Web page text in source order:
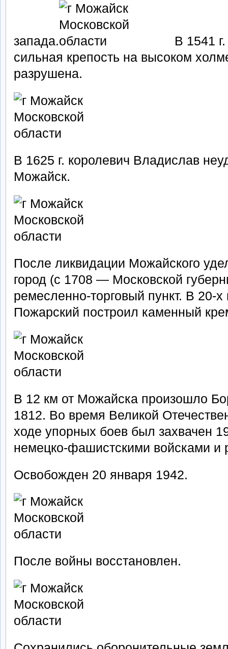
запада.
В 1541
сильная крепость на высоком
разрушена.
В 1625 г. королевич Владислав
Можайск.
После ликвидации Можайского
город (с 1708 — Московской
ремесленно-торговый пункт. В 20-
Пожарский построил каменный
В 12 км от Можайска произошло
1812. Во время Великой
ходе упорных боев был захвачен
немецко-фашистскими войсками и
Освобожден 20 января 1942.
После войны восстановлен.